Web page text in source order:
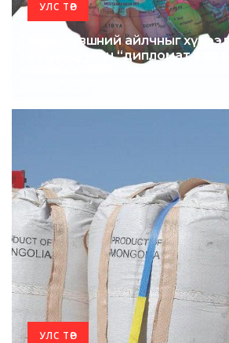
УЛС ТӨР
Өндөр түвшний айлчныг
бухимдуулан “дипломат
УЛС ТӨР